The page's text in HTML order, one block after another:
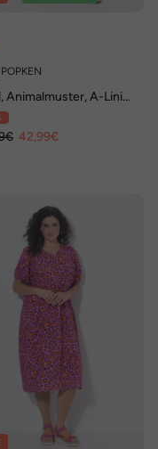
Animalmuster, A-Linie,
Halbarm
42,99€